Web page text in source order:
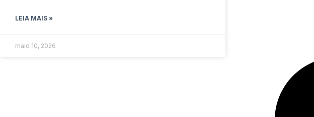
LEIA MAIS »
maio 10, 2026